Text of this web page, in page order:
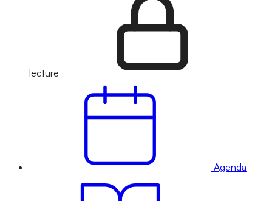
lecture
Agenda